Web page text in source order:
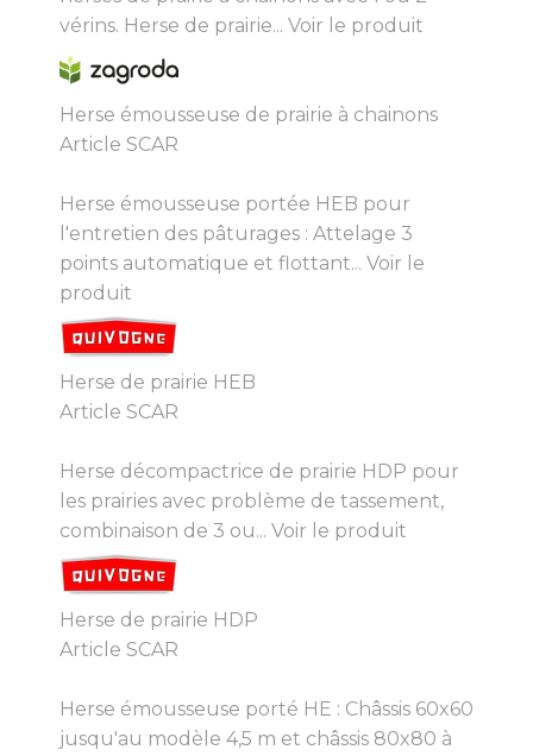
vérins. Herse de prairie... Voir le produit
Herse émousseuse de prairie à chainons
Article SCAR
Herse émousseuse portée HEB pour
l'entretien des pâturages : Attelage 3
points automatique et flottant... Voir le
produit
Herse de prairie HEB
Article SCAR
Herse décompactrice de prairie HDP pour
les prairies avec problème de tassement,
combinaison de 3 ou... Voir le produit
Herse de prairie HDP
Article SCAR
Herse émousseuse porté HE : Châssis 60x60
jusqu'au modèle 4,5 m et châssis 80x80 à